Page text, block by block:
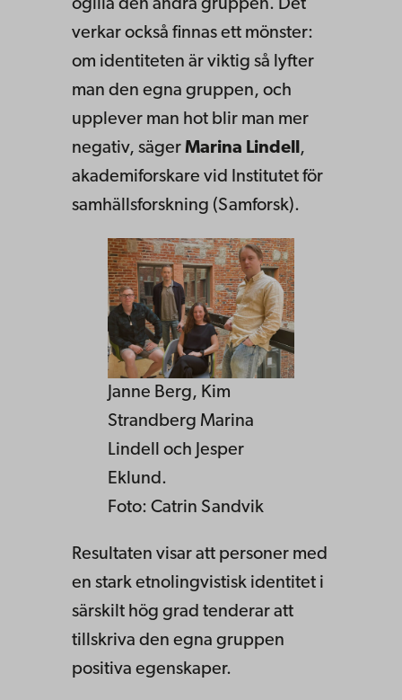
ogilla den andra gruppen. Det
verkar också finnas ett mönster:
om identiteten är viktig så lyfter
man den egna gruppen, och
upplever man hot blir man mer
negativ, säger Marina Lindell ,
akademiforskare vid Institutet för
samhällsforskning (Samforsk).
Janne Berg, Kim
Strandberg Marina
Lindell och Jesper
Eklund.
Foto: Catrin Sandvik
Resultaten visar att personer med
en stark etnolingvistisk identitet i
särskilt hög grad tenderar att
tillskriva den egna gruppen
positiva egenskaper.